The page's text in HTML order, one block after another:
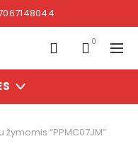
0
žymomis “PPMC07JM”